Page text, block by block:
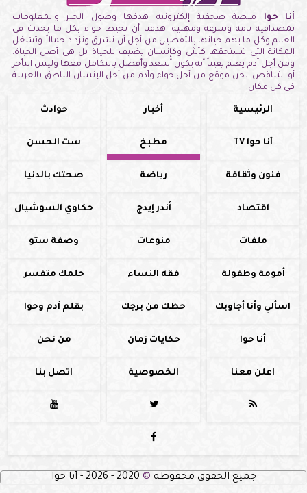
أنا حوا منصة صحفية إلكترونيه هدفها وصول الخبر والمعلومات
بمصداقية تامة وسرعة ومهنية. هدفنا أن نحيط حواء بكل ما يحدث فى
العالم وكل ما يهم حياتها بالتفصيل من أجل أن تشرق وتزداد جمالاً وتشغل
المكانة التى تستحقها كأنثى وكإنسان يضيف للحياة بل هى أصل الحياة.
ومن أجل آدم يعلم يقيناً أنه يكون أسعد وأفضل بالتكامل معها وليس التأخر
أو التناقض. نحن موقع من أجل حواء وآدم من أجل الإنسان الناطق بالعربية
فى كل مكان.
الرئيسية أخبار حوادث
أنا حوا TV مطبخ ست الحسن
فنون وثقافة رياضة صحتك بالدنيا
اقتصاد أندر إيدج حكاوي السوشيال
ملفات منوعات وصفة ستو
أمومة وطفولة فقه النساء حلمك متفسر
اسألي وأنا أجاوبك حظك من برجك بقلم آدم وحوا
أنا حوا حكايات زمان من نحن
اعلن معنا الخصوصية اتصل بنا




جميع الحقوق محفوظة ©